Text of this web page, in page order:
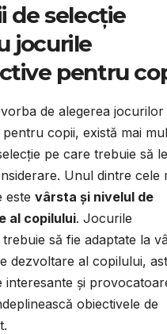
de selecție
jocurile
pentru
de alegerea jocurilor
copii, există mai
pe care trebuie să le
Unul dintre cele
este vârsta și nivelul de
al copilului. Jocurile
să fie adaptate la
dezvoltare al copilului,
interesante și
obiectivele de